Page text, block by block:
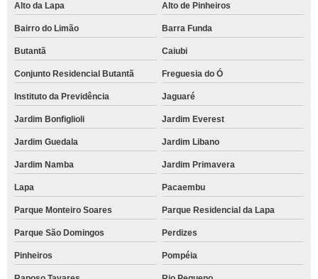
Alto da Lapa
Alto de Pinheiros
Bairro do Limão Barra Funda
Butantã Caiubi
Conjunto Residencial Butantã Freguesia do Ó
Instituto da Previdência Jaguaré
Jardim Bonfiglioli Jardim Everest
Jardim Guedala Jardim Libano
Jardim Namba Jardim Primavera
Lapa Pacaembu
Parque Monteiro Soares Parque Residencial da Lapa
Parque São Domingos Perdizes
Pinheiros Pompéia